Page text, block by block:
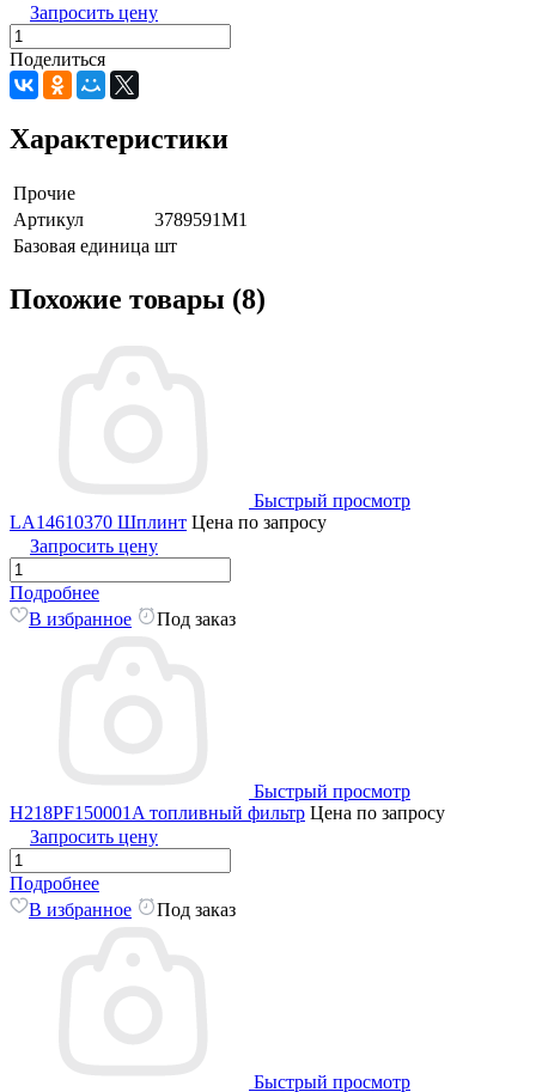
Запросить цену
Поделиться
Характеристики
Прочие
Артикул
3789591M1
Базовая единица шт
Похожие товары (8)
Быстрый просмотр
LA14610370 Шплинт Цена по запросу
Запросить цену
Подробнее
В избранное
Под заказ
Быстрый просмотр
H218PF150001A топливный фильтр Цена по запросу
Запросить цену
Подробнее
В избранное
Под заказ
Быстрый просмотр